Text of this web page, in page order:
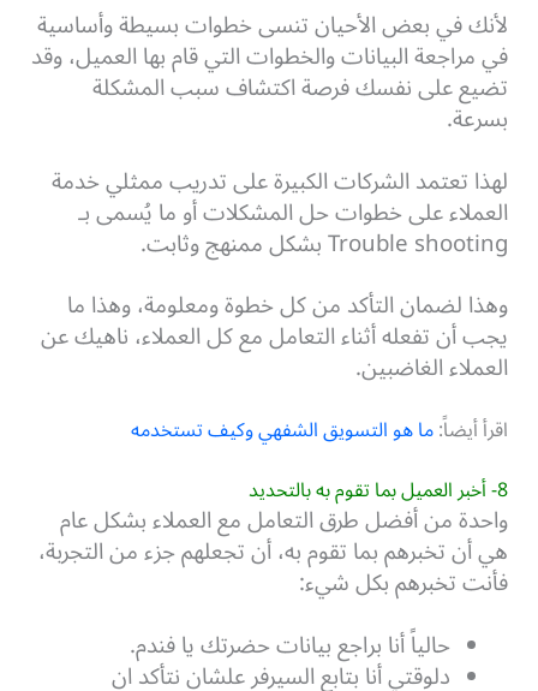
لأنك في بعض الأحيان تنسى خطوات بسيطة وأساسية
في مراجعة البيانات والخطوات التي قام بها العميل، وقد
تضيع على نفسك فرصة اكتشاف سبب المشكلة
بسرعة.
لهذا تعتمد الشركات الكبيرة على تدريب ممثلي خدمة
العملاء على خطوات حل المشكلات أو ما يُسمى بـ
Trouble shooting بشكل ممنهج وثابت.
وهذا لضمان التأكد من كل خطوة ومعلومة، وهذا ما
يجب أن تفعله أثناء التعامل مع كل العملاء، ناهيك عن
العملاء الغاضبين.
اقرأ أيضاً:ما هو التسويق الشفهي‏ وكيف تستخدمه
8- أخبر العميل بما تقوم به بالتحديد
واحدة من أفضل طرق التعامل مع العملاء بشكل عام
هي أن تخبرهم بما تقوم به، أن تجعلهم جزء من التجربة،
فأنت تخبرهم بكل شيء:
حالياً أنا براجع بيانات حضرتك يا فندم.
دلوقتي أنا بتابع السيرفر علشان نتأكد ان